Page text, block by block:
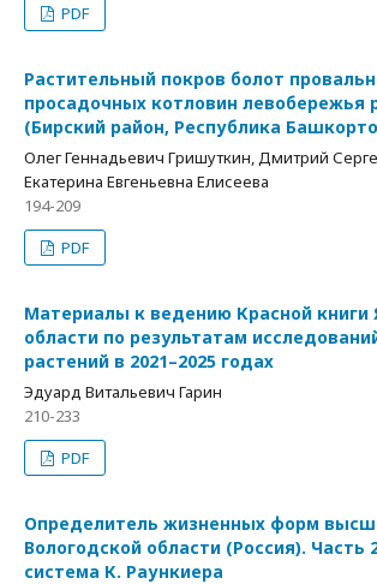
PDF
Растительный покров болот
просадочных котловин левобережья
(Бирский район, Республика
Олег Геннадьевич Гришуткин, Дмитрий
Екатерина Евгеньевна Елисеева
194-209
PDF
Материалы к ведению Красной книги
области по результатам
растений в 2021–2025 годах
Эдуард Витальевич Гарин
210-233
PDF
Определитель жизненных форм
Вологодской области (Россия). Часть
система К. Раункиера